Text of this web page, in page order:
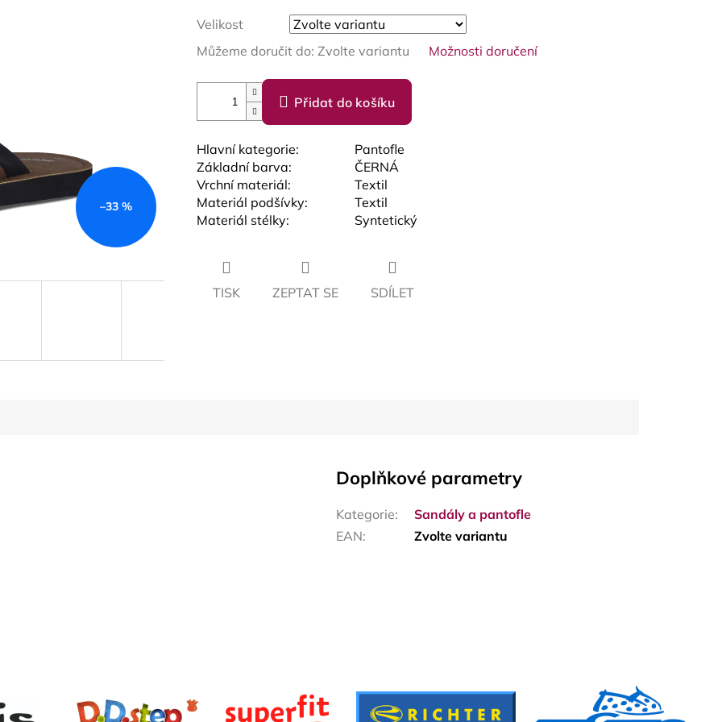
–33 %
Velikost
Můžeme doručit do: Zvolte variantu Možnosti doručení
Přidat do košíku
Hlavní kategorie:
Pantofle
Základní barva:
ČERNÁ
Vrchní materiál:
Textil
Materiál podšívky:
Textil
Materiál stélky:
Syntetický
TISK ZEPTAT SE SDÍLET
Doplňkové parametry
Kategorie:
Sandály a pantofle
EAN: Zvolte variantu